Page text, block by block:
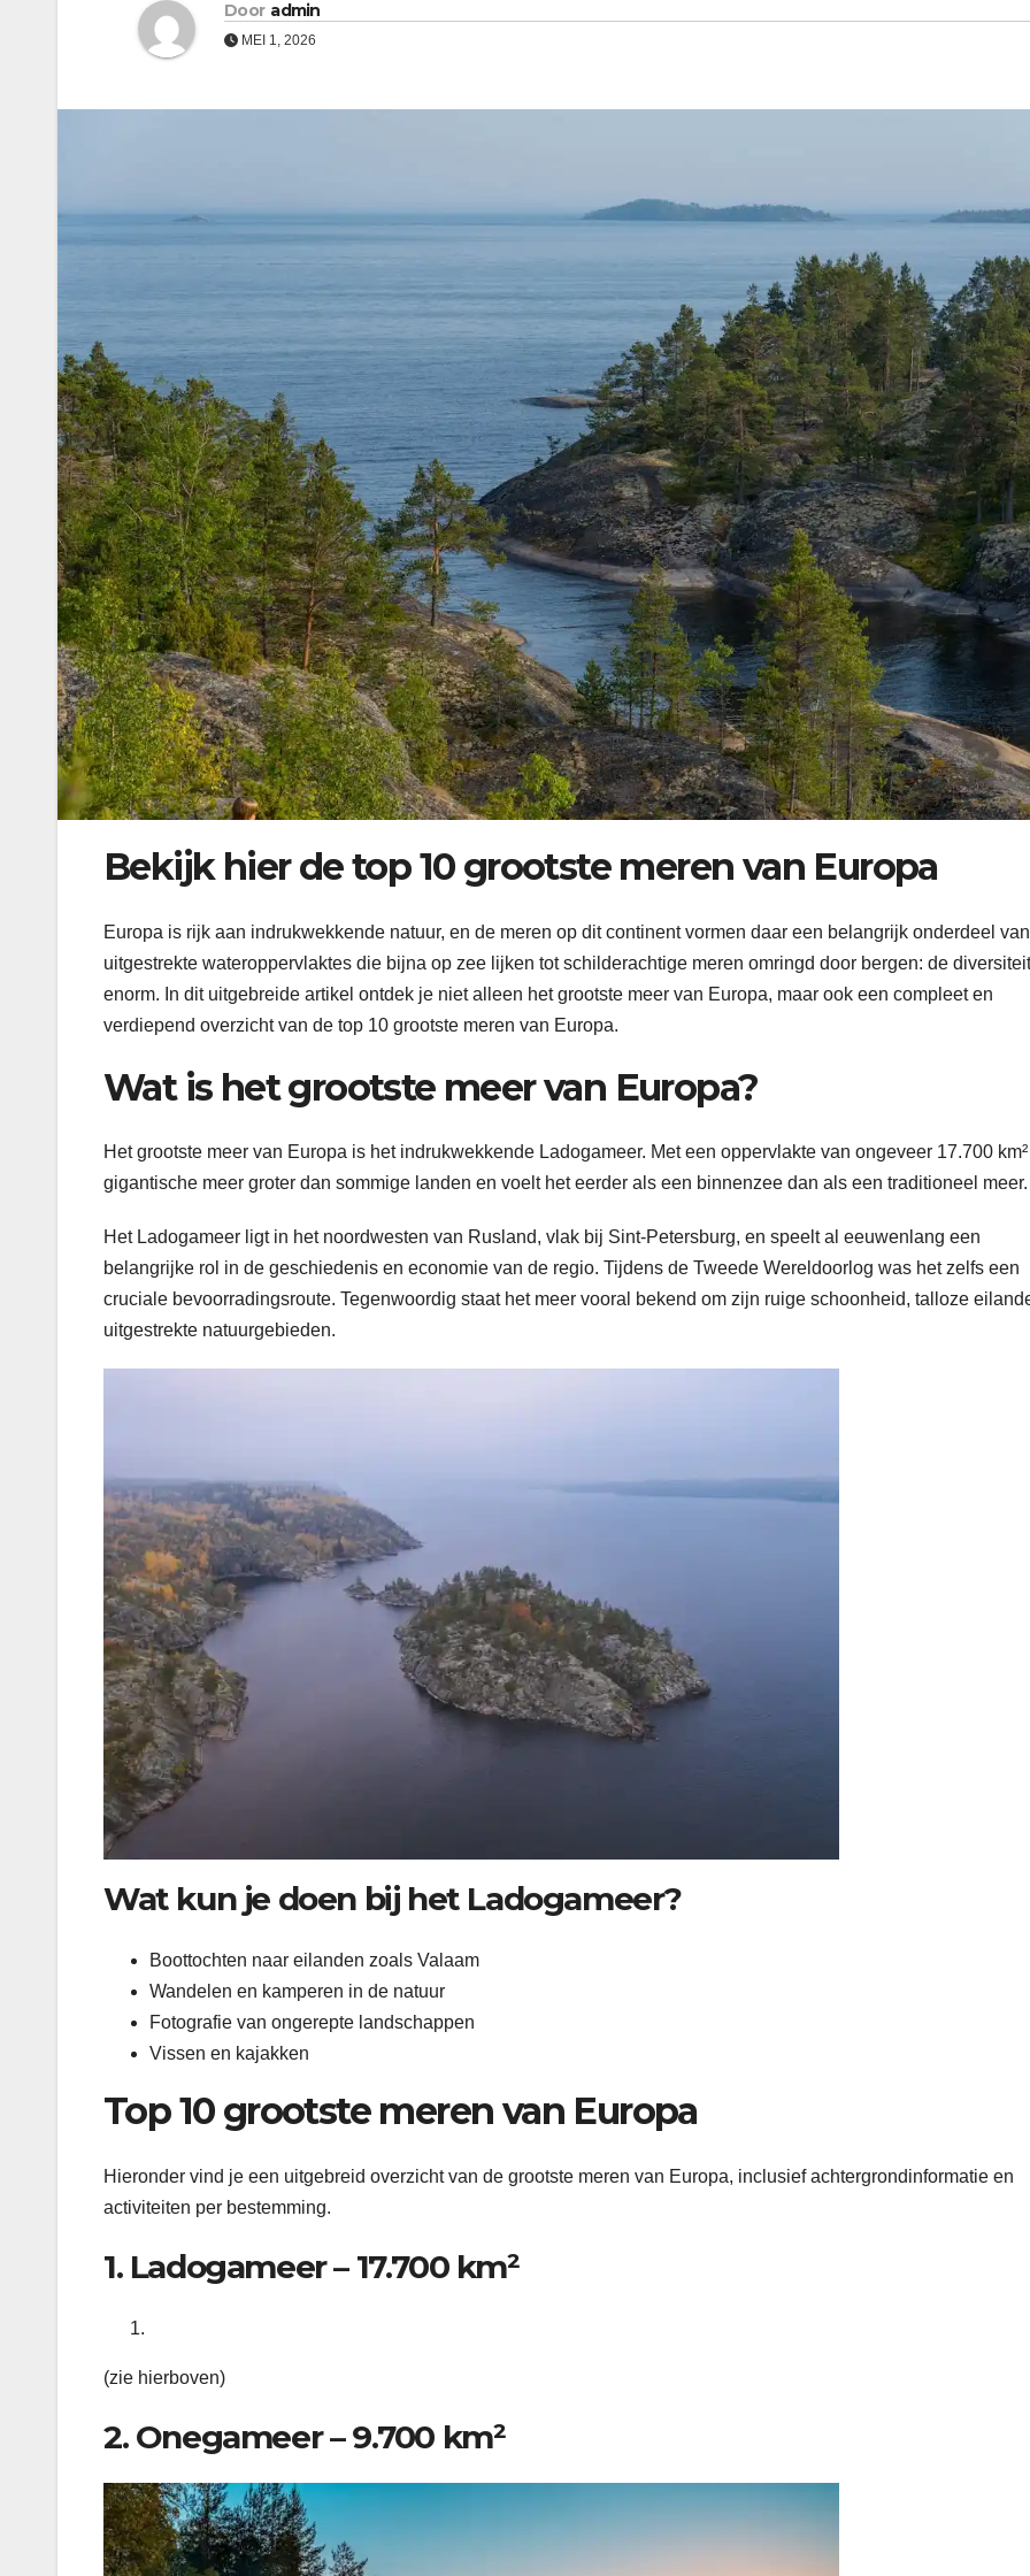
Door admin
MEI 1, 2026
Bekijk hier de top 10 grootste meren van Europa
Europa is rijk aan indrukwekkende natuur, en de meren op dit continent vormen daar een belangrijk onderdeel
uitgestrekte wateroppervlaktes die bijna op zee lijken tot schilderachtige meren omringd door bergen: de
enorm. In dit uitgebreide artikel ontdek je niet alleen het grootste meer van Europa, maar ook een compleet en
verdiepend overzicht van de top 10 grootste meren van Europa.
Wat is het grootste meer van Europa?
Het grootste meer van Europa is het indrukwekkende Ladogameer. Met een oppervlakte van ongeveer 17.700
gigantische meer groter dan sommige landen en voelt het eerder als een binnenzee dan als een traditioneel meer.
Het Ladogameer ligt in het noordwesten van Rusland, vlak bij Sint-Petersburg, en speelt al eeuwenlang een
belangrijke rol in de geschiedenis en economie van de regio. Tijdens de Tweede Wereldoorlog was het zelfs een
cruciale bevoorradingsroute. Tegenwoordig staat het meer vooral bekend om zijn ruige schoonheid, talloze
uitgestrekte natuurgebieden.
Wat kun je doen bij het Ladogameer?
Boottochten naar eilanden zoals Valaam
Wandelen en kamperen in de natuur
Fotografie van ongerepte landschappen
Vissen en kajakken
Top 10 grootste meren van Europa
Hieronder vind je een uitgebreid overzicht van de grootste meren van Europa, inclusief achtergrondinformatie en
activiteiten per bestemming.
1. Ladogameer – 17.700 km²
(zie hierboven)
2. Onegameer – 9.700 km²